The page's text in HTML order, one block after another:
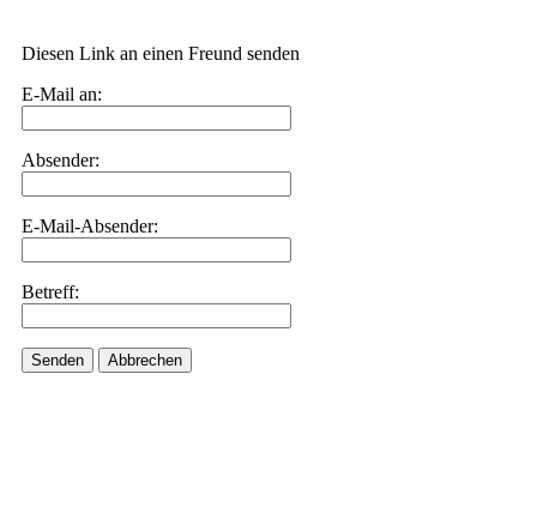
Diesen Link an einen Freund senden
E-Mail an:
Absender:
E-Mail-Absender:
Betreff:
Senden Abbrechen